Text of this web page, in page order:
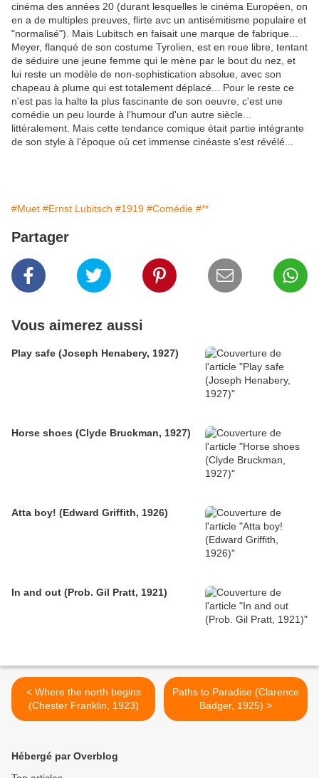
cinéma des années 20 (durant lesquelles le cinéma Européen, on
en a de multiples preuves, flirte avc un antisémitisme populaire et
"normalisé"). Mais Lubitsch en faisait une marque de fabrique...
Meyer, flanqué de son costume Tyrolien, est en roue libre, tentant
de séduire une jeune femme qui le mène par le bout du nez, et
lui reste un modèle de non-sophistication absolue, avec son
chapeau à plume qui est totalement déplacé... Pour le reste ce
n'est pas la halte la plus fascinante de son oeuvre, c'est une
comédie un peu lourde à l'humour d'un autre siècle...
littéralement. Mais cette tendance comique était partie intégrante
de son style à l'époque où cet immense cinéaste s'est révélé...
#Muet #Ernst Lubitsch #1919 #Comédie #**
Partager
Vous aimerez aussi
Play safe (Joseph Henabery, 1927)
Horse shoes (Clyde Bruckman, 1927)
Atta boy! (Edward Griffith, 1926)
In and out (Prob. Gil Pratt, 1921)
< Where the north begins
(Chester Franklin, 1923)
Paths to Paradise (Clarence
Badger, 1925) >
Hébergé par Overblog